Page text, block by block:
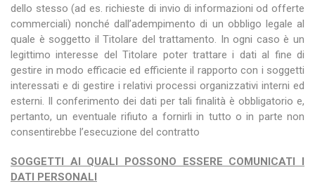
dello stesso (ad es. richieste di invio di informazioni od offerte
commerciali) nonché dall’adempimento di un obbligo legale al
quale è soggetto il Titolare del trattamento. In ogni caso è un
legittimo interesse del Titolare poter trattare i dati al fine di
gestire in modo efficacie ed efficiente il rapporto con i soggetti
interessati e di gestire i relativi processi organizzativi interni ed
esterni. Il conferimento dei dati per tali finalità è obbligatorio e,
pertanto, un eventuale rifiuto a fornirli in tutto o in parte non
consentirebbe l’esecuzione del contratto
SOGGETTI AI QUALI POSSONO ESSERE COMUNICATI I
DATI PERSONALI